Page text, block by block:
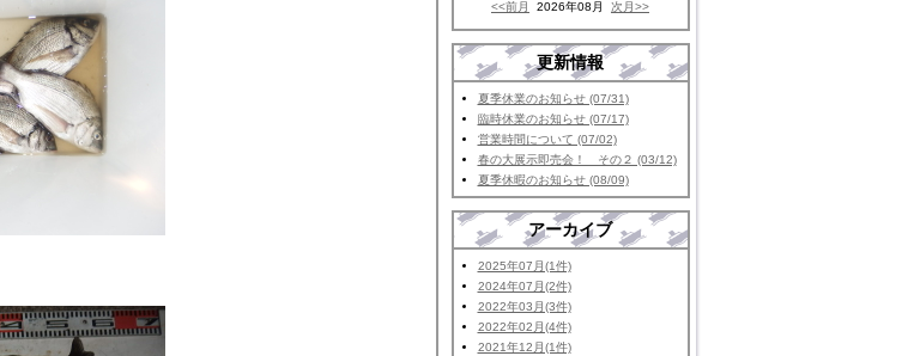
<<前月 2026年08月 次月>>
更新情報
夏季休業のお知らせ (07/31)
臨時休業のお知らせ (07/17)
営業時間について (07/02)
春の大展示即売会！ その２ (03/12)
夏季休暇のお知らせ (08/09)
アーカイブ
2025年07月(1件)
2024年07月(2件)
2022年03月(3件)
2022年02月(4件)
2021年12月(1件)